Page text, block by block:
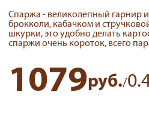
Спаржа - великолепный гарнир
брокколи, кабачком и
шкурки, это удобно делать
спаржи очень короток, всего
1079руб./